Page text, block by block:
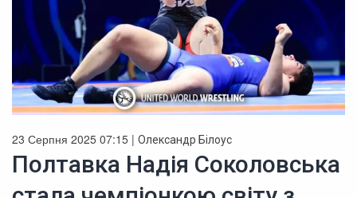
23 Серпня 2025 07:15 | Олександр Білоус
Полтавка Надія Соколовська